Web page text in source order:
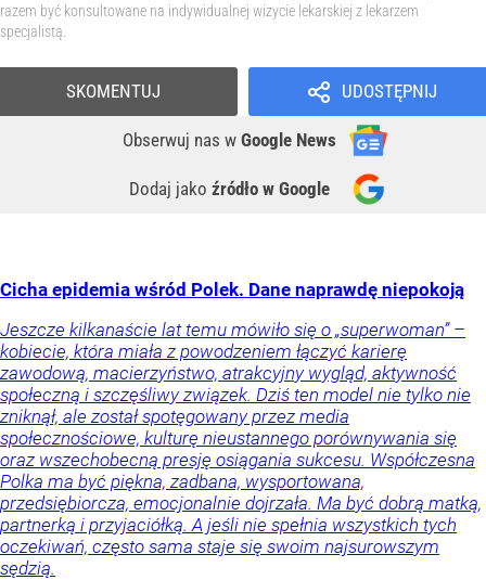
razem być konsultowane na indywidualnej wizycie lekarskiej z lekarzem
specjalistą.
UDOSTĘPNIJ
Obserwuj nas w Google News
Dodaj jako źródło w Google
SKOMENTUJ
Cicha epidemia wśród Polek. Dane naprawdę niepokoją
Jeszcze kilkanaście lat temu mówiło się o „superwoman” –
kobiecie, która miała z powodzeniem łączyć karierę
zawodową, macierzyństwo, atrakcyjny wygląd, aktywność
społeczną i szczęśliwy związek. Dziś ten model nie tylko nie
zniknął, ale został spotęgowany przez media
społecznościowe, kulturę nieustannego porównywania się
oraz wszechobecną presję osiągania sukcesu. Współczesna
Polka ma być piękna, zadbana, wysportowana,
przedsiębiorcza, emocjonalnie dojrzała. Ma być dobrą matką,
partnerką i przyjaciółką. A jeśli nie spełnia wszystkich tych
oczekiwań, często sama staje się swoim najsurowszym
sędzią.